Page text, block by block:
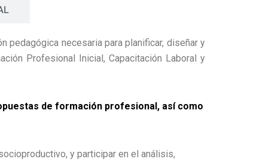
pedagógica necesaria para planificar, diseñar y
Profesional Inicial, Capacitación Laboral y
de formación profesional, así como
y participar en el análisis,